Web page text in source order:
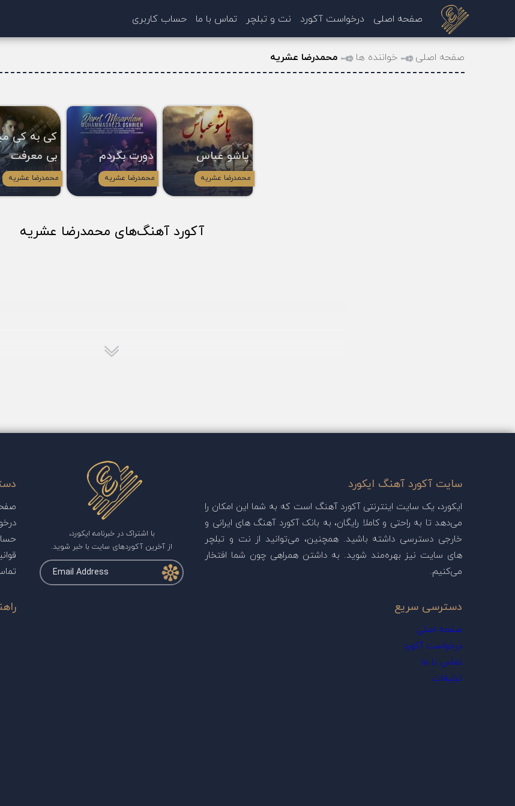
صفحه اصلی درخواست آکورد نت و تبلچر تماس با ما حساب کاربری
صفحه اصلی خواننده ها محمدرضا عشریه
پاشو عباس
محمدرضا عشریه
دورت بگردم
محمدرضا عشریه
کی به کی
بی معرفت
محمدرضا عشریه
آکورد آهنگ‌های محمدرضا عشریه
سایت آکورد آهنگ ایکورد
ایکورد، یک سایت اینترنتی آکورد آهنگ است که به شما این امکان را
می‌دهد تا به راحتی و کاملا رایگان، به بانک آکورد آهنگ های ایرانی و
خارجی دسترسی داشته باشید. همچنین، می‌توانید از نت و تبلچر
های سایت نیز بهره‌مند شوید. به داشتن همراهی چون شما افتخار
می‌کنیم.
دسترسی سریع
صفحه اصلی
درخواست آکورد
تماس با ما
تبلیغات
با اشتراک در خبرنامه ایکورد،
از آخرین آکوردهای سایت با خبر شوید.